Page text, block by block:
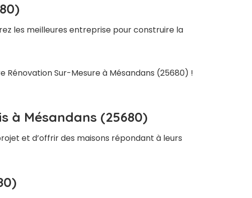
les meilleures entreprise pour construire la
Sur-Mesure à Mésandans (25680) !
à Mésandans (25680)
et d’offrir des maisons répondant à leurs